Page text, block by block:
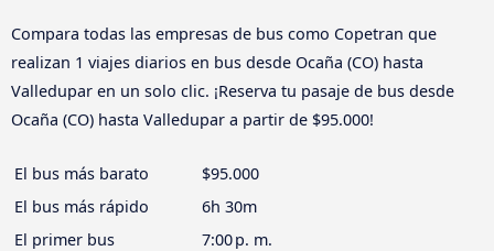
Compara todas las empresas de bus como Copetran que
realizan 1 viajes diarios en bus desde Ocaña (CO) hasta
Valledupar en un solo clic. ¡Reserva tu pasaje de bus desde
Ocaña (CO) hasta Valledupar a partir de $95.000!
El bus más barato
$95.000
El bus más rápido
6h 30m
El primer bus
7:00 p. m.